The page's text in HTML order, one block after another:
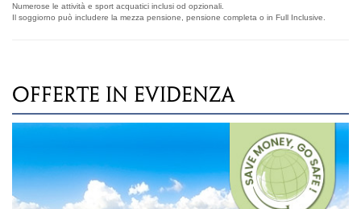
Numerose le attività e sport acquatici inclusi od opzionali.
Il soggiorno può includere la mezza pensione, pensione completa o in Full Inclusive.
OFFERTE IN EVIDENZA